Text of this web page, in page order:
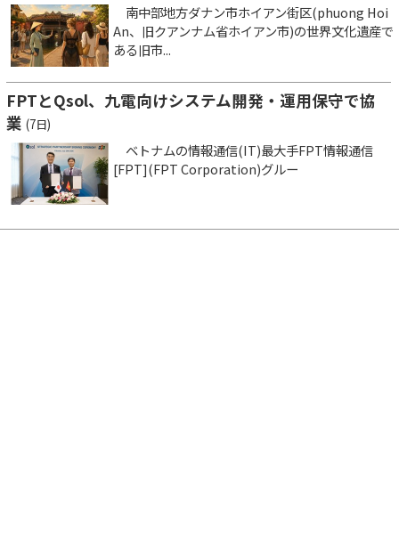
南中部地方ダナン市ホイアン街区(phuong Hoi
An、旧クアンナム省ホイアン市)の世界文化遺産で
ある旧市...
FPTとQsol、九電向けシステム開発・運用保守で協
業 (7日)
ベトナムの情報通信(IT)最大手FPT情報通信
[FPT](FPT Corporation)グルー